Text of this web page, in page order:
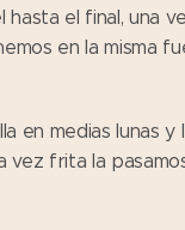
hasta el final, una
en la misma
en medias lunas y
vez frita la